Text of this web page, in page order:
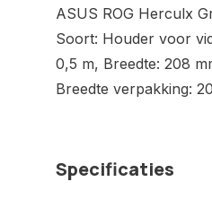
ASUS ROG Herculx
Soort: Houder voor
0,5 m, Breedte: 208
Breedte verpakking:
Specificaties